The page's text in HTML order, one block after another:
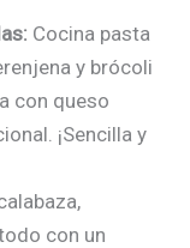
Cocina pasta
y brócoli
con queso
¡Sencilla y
con un